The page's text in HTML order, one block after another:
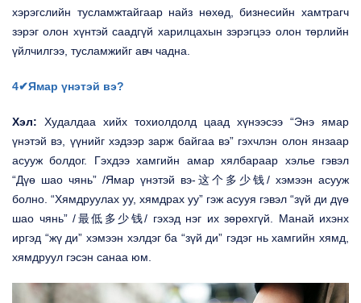
хэрэгслийн тусламжтайгаар найз нөхөд, бизнесийн хамтрагч
зэрэг олон хүнтэй саадгүй харилцахын зэрэгцээ олон төрлийн
үйлчилгээ, тусламжийг авч чадна.
4✔Ямар үнэтэй вэ?
Хэл: Худалдаа хийх тохиолдолд цаад хүнээсээ “Энэ ямар
үнэтэй вэ, үүнийг хэдээр зарж байгаа вэ” гэхчлэн олон янзаар
асууж болдог. Гэхдээ хамгийн амар хялбараар хэлье гэвэл
“Дүө шао чянь” /Ямар үнэтэй вэ-这个多少钱/ хэмээн асууж
болно. “Хямдруулах уу, хямдрах уу” гэж асууя гэвэл “зүй ди дүө
шао чянь” /最低多少钱/ гэхэд нэг их зөрөхгүй. Манай ихэнх
иргэд “жү ди” хэмээн хэлдэг ба “зүй ди” гэдэг нь хамгийн хямд,
хямдруул гэсэн санаа юм.